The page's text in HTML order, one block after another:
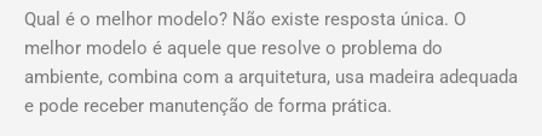
Qual é o melhor modelo? Não existe resposta única. O
melhor modelo é aquele que resolve o problema do
ambiente, combina com a arquitetura, usa madeira adequada
e pode receber manutenção de forma prática.